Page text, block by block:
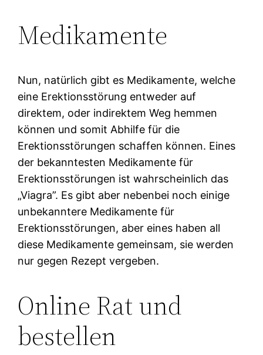
Medikamente
Nun, natürlich gibt es Medikamente, welche
eine Erektionsstörung entweder auf
direktem, oder indirektem Weg hemmen
können und somit Abhilfe für die
Erektionsstörungen schaffen können. Eines
der bekanntesten Medikamente für
Erektionsstörungen ist wahrscheinlich das
„Viagra”. Es gibt aber nebenbei noch einige
unbekanntere Medikamente für
Erektionsstörungen, aber eines haben all
diese Medikamente gemeinsam, sie werden
nur gegen Rezept vergeben.
Online Rat und
bestellen